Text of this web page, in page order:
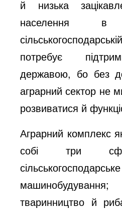
й низька
населення
потребує
державою, бо без
аграрний сектор не
розвиватися й
Аграрний комплекс
собі три
сільськогосподарське
тваринництво й